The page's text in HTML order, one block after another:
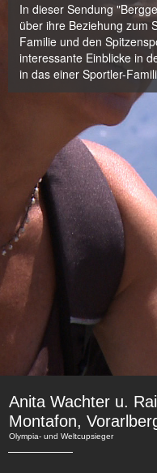
In dieser Sendung
über ihre Beziehung zum
Familie und den
interessante Einblicke in
in das einer Sportler-
Anita Wachter u.
Montafon,
Olympia- und Weltcupsieger